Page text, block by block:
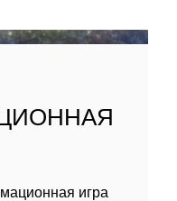
игра